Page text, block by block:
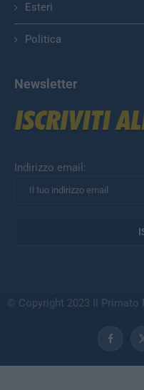
Esteri
Politica
Newsletter
Indirizzo email:
© Copyright 2023 Il